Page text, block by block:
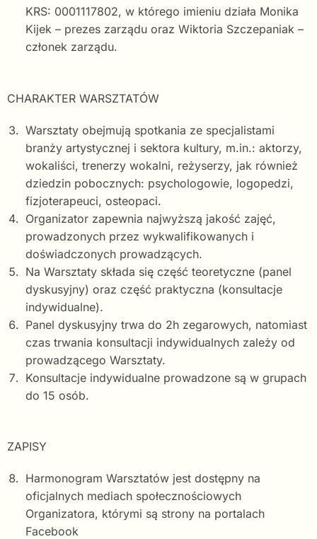
KRS: 0001117802, w którego imieniu działa Monika
Kijek – prezes zarządu oraz Wiktoria Szczepaniak –
członek zarządu.
CHARAKTER WARSZTATÓW
Warsztaty obejmują spotkania ze specjalistami
branży artystycznej i sektora kultury, m.in.: aktorzy,
wokaliści, trenerzy wokalni, reżyserzy, jak również
dziedzin pobocznych: psychologowie, logopedzi,
fizjoterapeuci, osteopaci.
Organizator zapewnia najwyższą jakość zajęć,
prowadzonych przez wykwalifikowanych i
doświadczonych prowadzących.
Na Warsztaty składa się część teoretyczne (panel
dyskusyjny) oraz część praktyczna (konsultacje
indywidualne).
Panel dyskusyjny trwa do 2h zegarowych, natomiast
czas trwania konsultacji indywidualnych zależy od
prowadzącego Warsztaty.
Konsultacje indywidualne prowadzone są w grupach
do 15 osób.
ZAPISY
Harmonogram Warsztatów jest dostępny na
oficjalnych mediach społecznościowych
Organizatora, którymi są strony na portalach
Facebook